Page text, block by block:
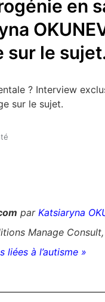
en
sur le
? Interview
sur le sujet.
par Katsiaryna
Manage
liées à l’autisme »